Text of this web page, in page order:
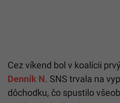
Cez víkend bol v koalícii
Denník N. SNS trvala na
dôchodku, čo spustilo